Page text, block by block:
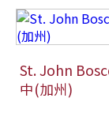
St. John
中(加州)